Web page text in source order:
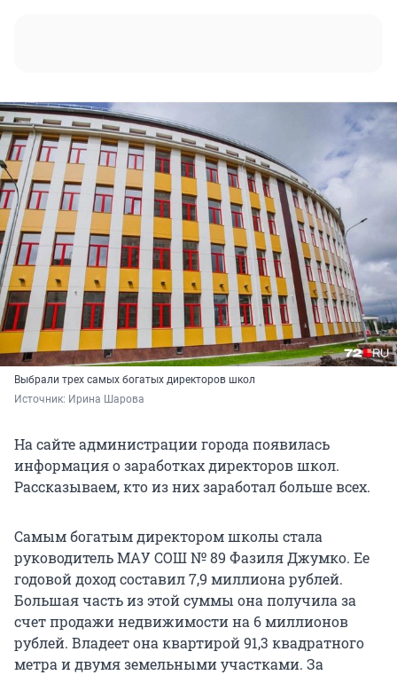
Выбрали трех самых богатых директоров школ
Источник: Ирина Шарова
На сайте администрации города появилась
информация о заработках директоров школ.
Рассказываем, кто из них заработал больше всех.
Самым богатым директором школы стала
руководитель МАУ СОШ № 89 Фазиля Джумко. Ее
годовой доход составил 7,9 миллиона рублей.
Большая часть из этой суммы она получила за
счет продажи недвижимости на 6 миллионов
рублей. Владеет она квартирой 91,3 квадратного
метра и двумя земельными участками. За